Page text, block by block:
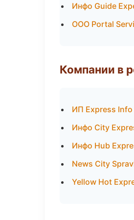
Инфо Guide
ООО Portal
Компании в
ИП Express
Инфо City
Инфо Hub
News City
Yellow Hot